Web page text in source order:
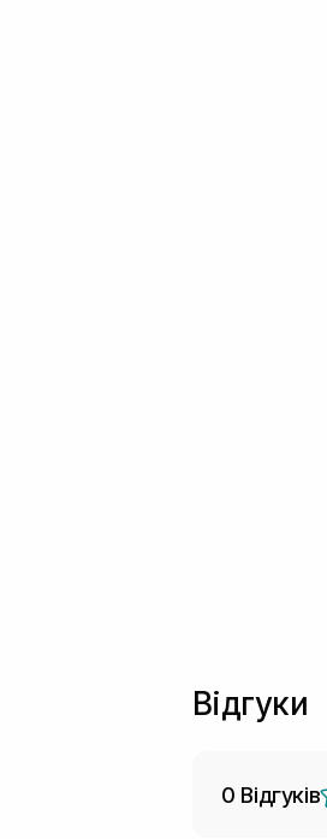
Відгуки
0 Відгуків